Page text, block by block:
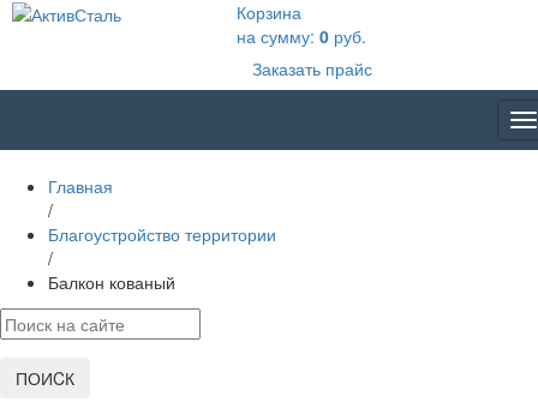
Корзина
на сумму: 0руб.
Заказать прайс
Главная
/
Благоустройство территории
/
Балкон кованый
ПОИCК